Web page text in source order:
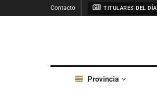
Contacto TITULARES DEL DÍA
Provincia